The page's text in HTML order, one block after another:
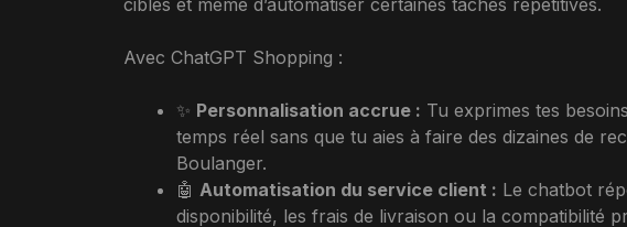
Avec ChatGPT Shopping :
✨ Personnalisation accrue : Tu exprimes tes
temps réel sans que tu aies à faire des dizaines de
Boulanger.
🤖 Automatisation du service client : Le chatbot
disponibilité, les frais de livraison ou la compatibilité